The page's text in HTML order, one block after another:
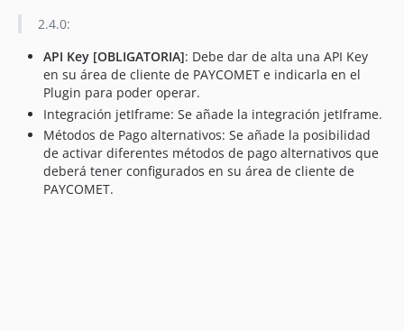
2.4.0:
API Key [OBLIGATORIA]: Debe dar de alta una API Key
en su área de cliente de PAYCOMET e indicarla en el
Plugin para poder operar.
Integración jetIframe: Se añade la integración jetIframe.
Métodos de Pago alternativos: Se añade la posibilidad
de activar diferentes métodos de pago alternativos que
deberá tener configurados en su área de cliente de
PAYCOMET.